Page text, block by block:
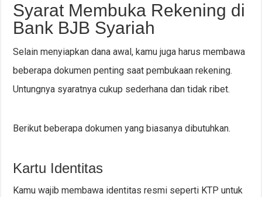
Syarat Membuka Rekening di
Bank BJB Syariah
Selain menyiapkan dana awal, kamu juga harus membawa
beberapa dokumen penting saat pembukaan rekening.
Untungnya syaratnya cukup sederhana dan tidak ribet.
Berikut beberapa dokumen yang biasanya dibutuhkan.
Kartu Identitas
Kamu wajib membawa identitas resmi seperti KTP untuk